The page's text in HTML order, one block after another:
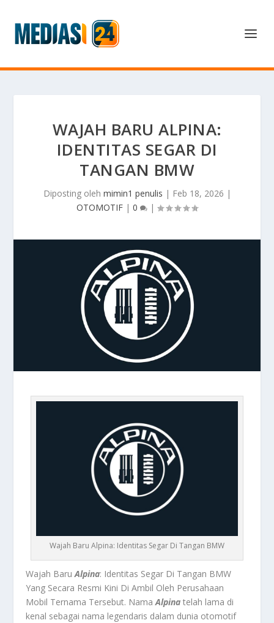
WAJAH BARU ALPINA:
IDENTITAS SEGAR DI
TANGAN BMW
Diposting oleh mimin1 penulis | Feb 18, 2026 |
OTOMOTIF | 0 |
Wajah Baru Alpina: Identitas Segar Di Tangan BMW
Wajah BaruAlpina: Identitas Segar Di Tangan BMW
Yang Secara Resmi Kini Di Ambil Oleh Perusahaan
Mobil Ternama Tersebut. NamaAlpina telah lama di
kenal sebagai nama legendaris dalam dunia otomotif